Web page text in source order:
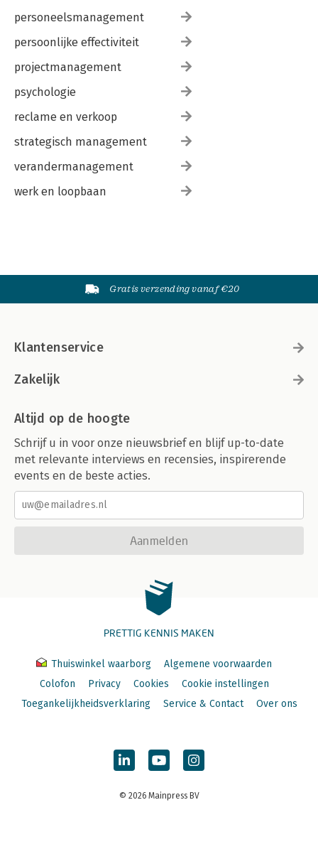
personeelsmanagement
persoonlijke effectiviteit
projectmanagement
psychologie
reclame en verkoop
strategisch management
verandermanagement
werk en loopbaan
Gratis verzending vanaf €20
Klantenservice
Zakelijk
Altijd op de hoogte
Schrijf u in voor onze nieuwsbrief en blijf up-to-date
met relevante interviews en recensies, inspirerende
events en de beste acties.
Aanmelden
PRETTIG KENNIS MAKEN
Thuiswinkel waarborg
Algemene voorwaarden
Colofon
Privacy Cookies
Cookie instellingen
Toegankelijkheidsverklaring
Service & Contact Over ons
© 2026 Mainpress BV